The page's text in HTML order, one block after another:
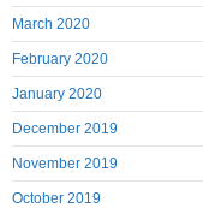
March 2020
February 2020
January 2020
December 2019
November 2019
October 2019